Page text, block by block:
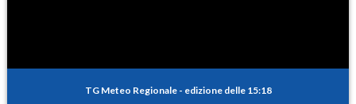
TG Meteo Regionale - edizione delle 15:18